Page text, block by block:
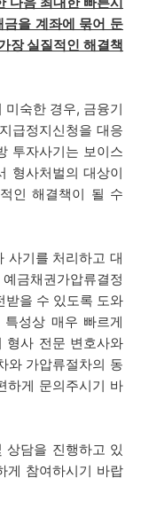
을 계좌에 묶어 둔
장 실질적인 해결책
숙한 경우, 금융기
급정지신청을 대응
투자사기는 보이스
형사처벌의 대상이
인 해결책이 될 수
사기를 처리하고 대
금채권가압류결정
받을 수 있도록 도와
성상 매우 빠르게
형사 전문 변호사와
와 가압류절차의 동
하게 문의주시기 바
상담을 진행하고 있
게 참여하시기 바랍